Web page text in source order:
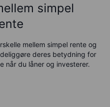
simpel
mellem simpel rente og
deres betydning for
når du låner og investerer.